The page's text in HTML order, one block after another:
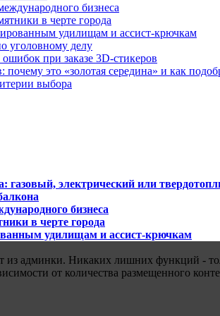
бизнеса
в черте города
удилищам и ассист-крючкам
уголовному делу
при заказе 3D-стикеров
это «золотая середина» и как
выбора
газовый, электрический или
бизнеса
в черте города
удилищам и ассист-крючкам
из админки. Никаких лишних функций -
от количества размещенного